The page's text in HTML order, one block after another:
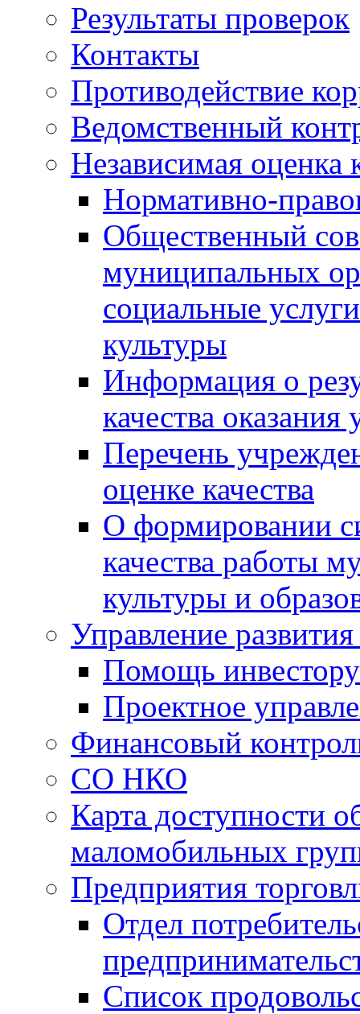
Результаты проверок
Контакты
Противодействие
Ведомственный
Независимая оценка
Нормативно-
Общественный
муниципальных
социальные
культуры
Информация о
качества оказания
Перечень
оценке качества
О формировании
качества работы
культуры и
Управление
Помощь инвестору
Проектное
Финансовый
СО НКО
Карта доступности
маломобильных
Предприятия
Отдел
Список